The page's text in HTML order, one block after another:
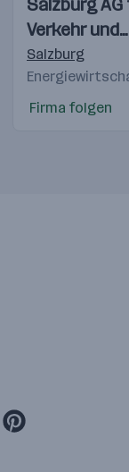
Videos
Salzburg
Verkehr und
Salzburg
Firma folgen